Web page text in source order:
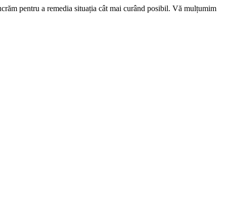
pentru a remedia situația cât mai curând posibil. Vă mulțumim